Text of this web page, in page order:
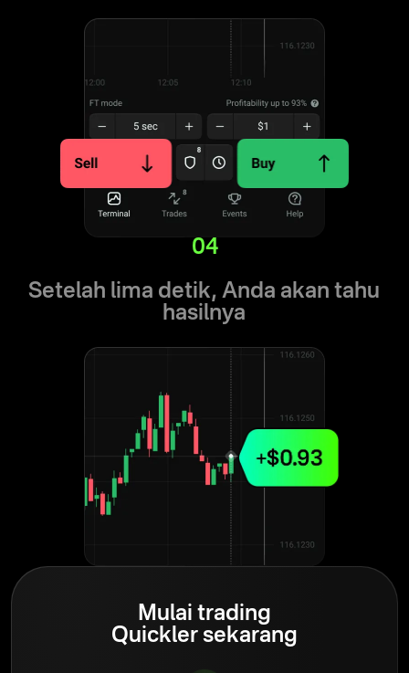
04
Setelah lima detik, Anda akan tahu
hasilnya
Mulai trading
Quickler sekarang